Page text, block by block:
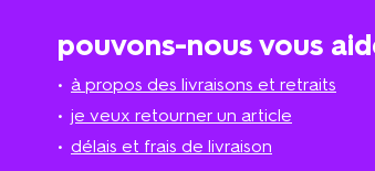
pouvons-nous vous
à propos des livraisons et retraits
je veux retourner un article
délais et frais de livraison